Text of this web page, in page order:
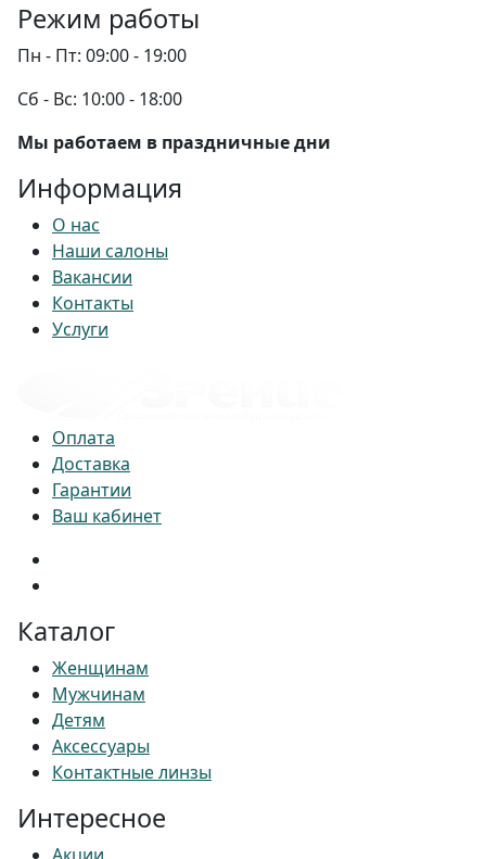
Режим работы
Пн - Пт: 09:00 - 19:00
Сб - Вс: 10:00 - 18:00
Мы работаем в праздничные дни
Информация
О нас
Наши салоны
Вакансии
Контакты
Услуги
Оплата
Доставка
Гарантии
Ваш кабинет
Каталог
Женщинам
Мужчинам
Детям
Аксессуары
Контактные линзы
Интересное